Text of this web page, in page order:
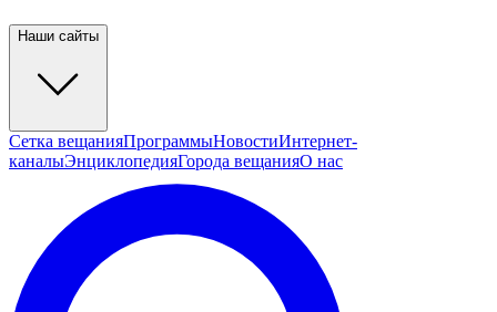
Наши сайты
Сетка вещанияПрограммыНовостиИнтернет-
каналыЭнциклопедияГорода вещанияО нас